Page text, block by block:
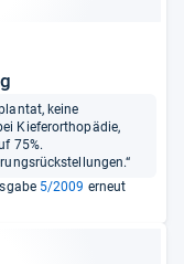
keine
Kieferorthopädie,
75%.
5/2009 erneut